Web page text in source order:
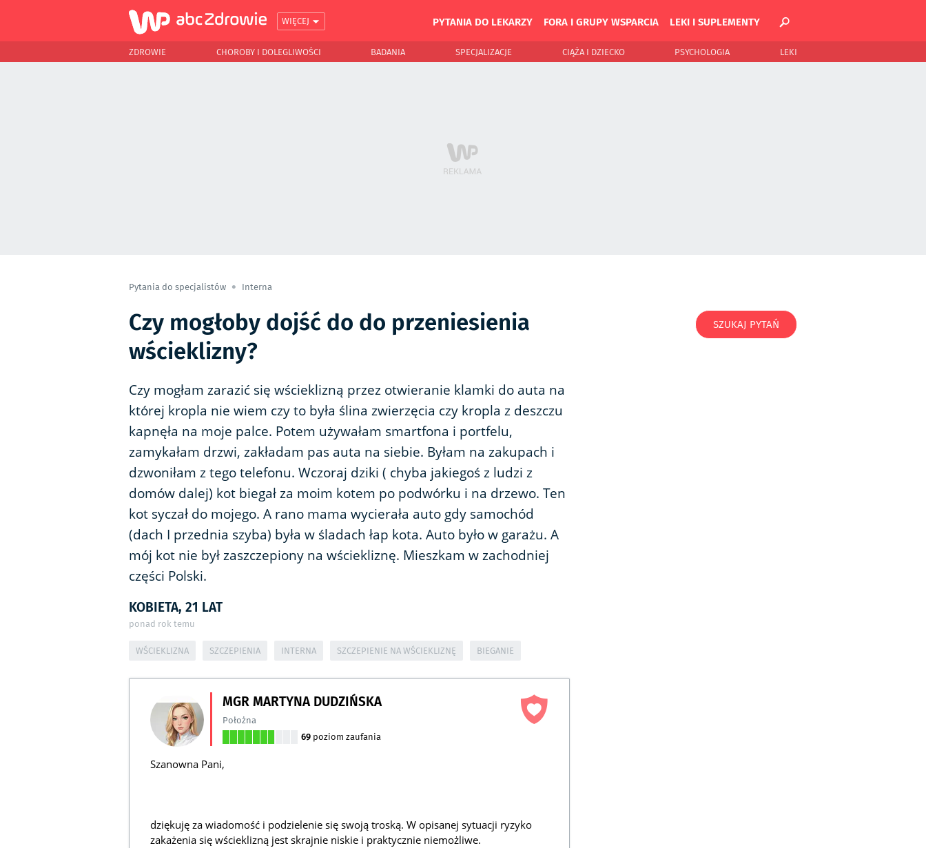
WIĘCEJ PYTANIA DO LEKARZY FORA I GRUPY WSPARCIA LEKI I SUPLEMENTY
ZDROWIE CHOROBY I DOLEGLIWOŚCI BADANIA SPECJALIZACJE CIĄŻA I DZIECKO PSYCHOLOGIA LEKI
Pytania do specjalistów Interna
Czy mogłoby dojść do do przeniesienia
wścieklizny?
Czy mogłam zarazić się wścieklizną przez otwieranie klamki do auta na
której kropla nie wiem czy to była ślina zwierzęcia czy kropla z deszczu
kapnęła na moje palce. Potem używałam smartfona i portfelu,
zamykałam drzwi, zakładam pas auta na siebie. Byłam na zakupach i
dzwoniłam z tego telefonu. Wczoraj dziki ( chyba jakiegoś z ludzi z
domów dalej) kot biegał za moim kotem po podwórku i na drzewo. Ten
kot syczał do mojego. A rano mama wycierała auto gdy samochód
(dach I przednia szyba) była w śladach łap kota. Auto było w garażu. A
mój kot nie był zaszczepiony na wściekliznę. Mieszkam w zachodniej
części Polski.
KOBIETA, 21 LAT
ponad rok temu
WŚCIEKLIZNA SZCZEPIENIA INTERNA SZCZEPIENIE NA WŚCIEKLIZNĘ BIEGANIE
MGR MARTYNA DUDZIŃSKA
Położna
69 poziom zaufania
Szanowna Pani,
dziękuję za wiadomość i podzielenie się swoją troską. W opisanej sytuacji ryzyko
zakażenia się wścieklizną jest skrajnie niskie i praktycznie niemożliwe.
SZUKAJ PYTAŃ